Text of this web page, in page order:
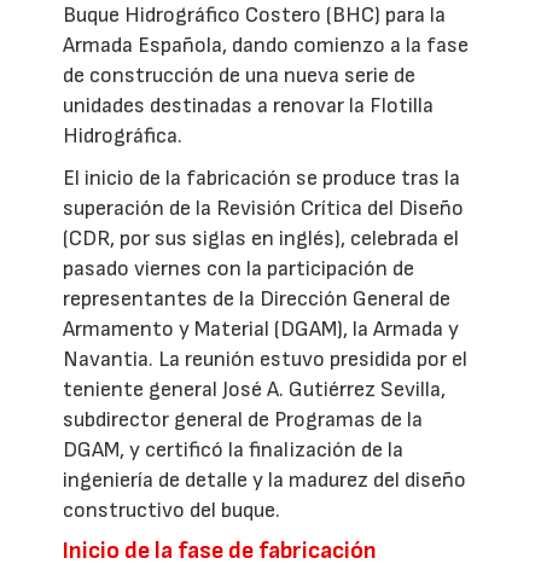
Buque Hidrográfico Costero (BHC) para la
Armada Española, dando comienzo a la fase
de construcción de una nueva serie de
unidades destinadas a renovar la Flotilla
Hidrográfica.
El inicio de la fabricación se produce tras la
superación de la Revisión Crítica del Diseño
(CDR, por sus siglas en inglés), celebrada el
pasado viernes con la participación de
representantes de la Dirección General de
Armamento y Material (DGAM), la Armada y
Navantia. La reunión estuvo presidida por el
teniente general José A. Gutiérrez Sevilla,
subdirector general de Programas de la
DGAM, y certificó la finalización de la
ingeniería de detalle y la madurez del diseño
constructivo del buque.
Inicio de la fase de fabricación